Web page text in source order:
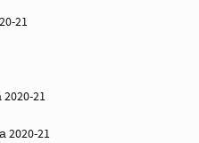
21
21
2020-21